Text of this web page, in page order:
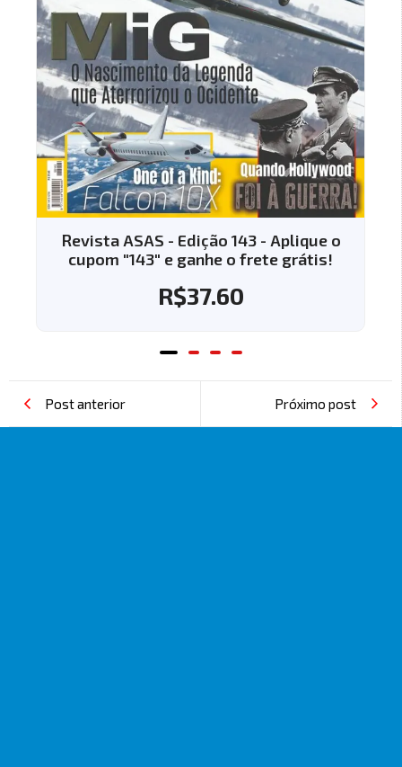
- Edição 143 - Aplique o
e ganhe o frete grátis!
Revista ASAS -
cupom "144" e
Post anterior Próximo post